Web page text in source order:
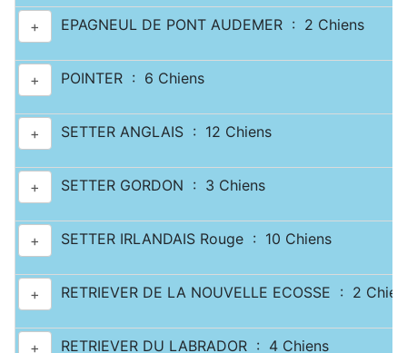
+ EPAGNEUL DE PONT AUDEMER : 2 Chiens
+ POINTER : 6 Chiens
+ SETTER ANGLAIS : 12 Chiens
+ SETTER GORDON : 3 Chiens
+ SETTER IRLANDAIS Rouge : 10 Chiens
+ RETRIEVER DE LA NOUVELLE ECOSSE : 2
+ RETRIEVER DU LABRADOR : 4 Chiens